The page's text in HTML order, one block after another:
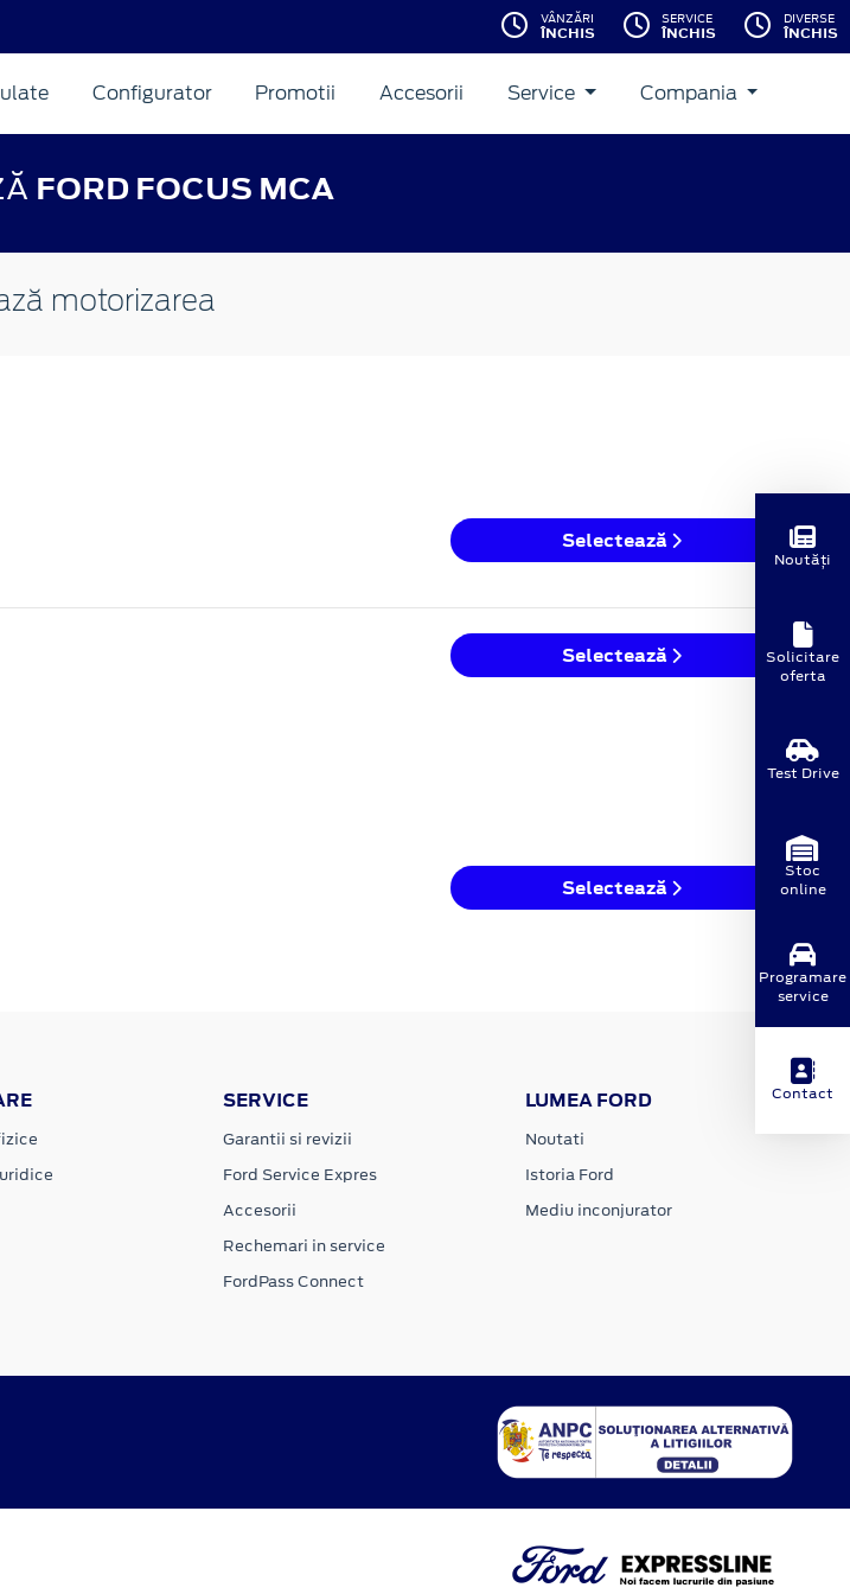
VÂNZĂRI
ÎNCHIS
SERVICE
ÎNCHIS
DIVERSE
ÎNCHIS
Configurator Promotii Accesorii Service Compania
FORD FOCUS MCA
motorizarea
Selectează
Selectează
Selectează
SERVICE
Garantii si revizii
Ford Service Expres
Accesorii
Rechemari in service
FordPass Connect
LUMEA FORD
Noutati
Istoria Ford
Mediu inconjurator
Noutăți
Solicitare
oferta
Test Drive
Stoc
online
Programare
service
Contact